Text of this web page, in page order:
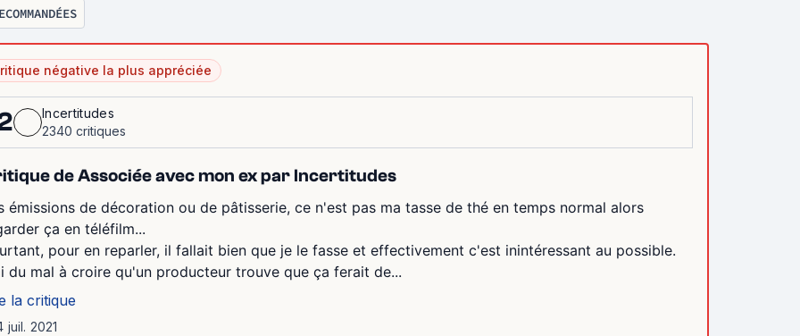
négative la plus appréciée
Incertitudes
2340 critiques
de Associée avec mon ex par Incertitudes
émissions de décoration ou de pâtisserie, ce n'est pas ma tasse de thé en temps normal alors
ça en téléfilm...
pour en reparler, il fallait bien que je le fasse et effectivement c'est inintéressant au possible.
du mal à croire qu'un producteur trouve que ça ferait de...
la critique
juil. 2021